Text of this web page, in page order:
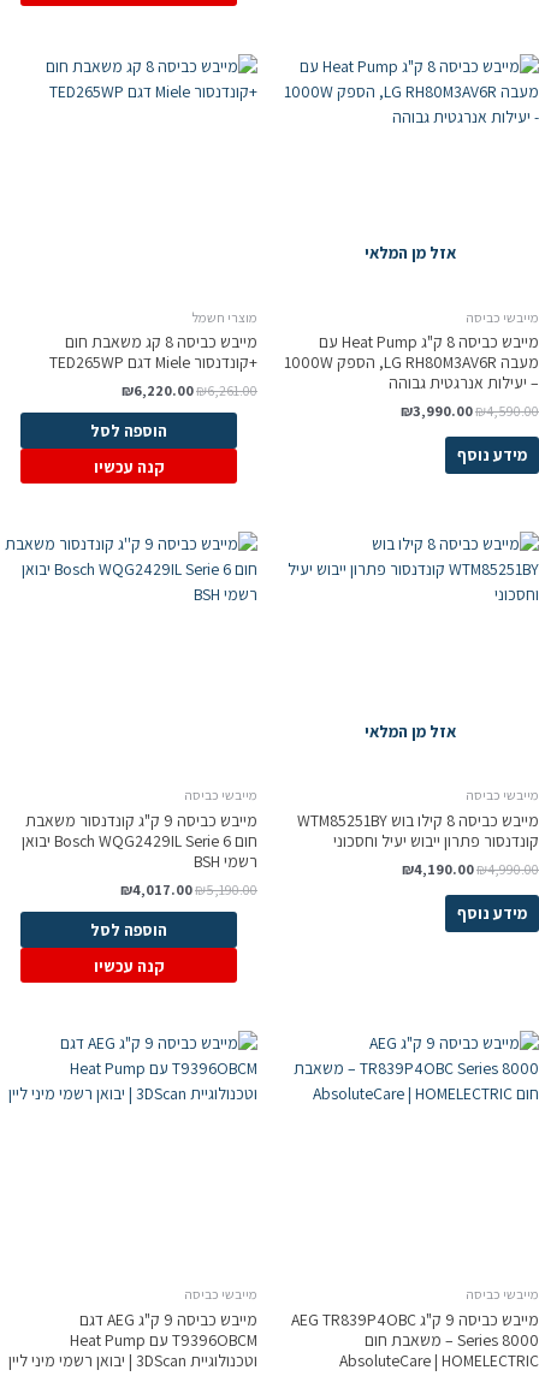
אזל מן המלאי
מייבשי כביסה
מייבש כביסה 8 ק"ג Heat Pump עם
מעבה LG RH80M3AV6R, הספק 1000W
– יעילות אנרגטית גבוהה
₪4,590.00
₪3,990.00
מידע נוסף
מוצרי חשמל
מייבש כביסה 8 קג משאבת חום
+קונדנסור Miele דגם TED265WP
₪6,261.00
₪6,220.00
הוספה לסל
קנה עכשיו
אזל מן המלאי
מייבשי כביסה
מייבש כביסה 8 קילו בוש WTM85251BY
קונדנסור פתרון ייבוש יעיל וחסכוני
₪4,990.00
₪4,190.00
מידע נוסף
מייבשי כביסה
מייבש כביסה 9 ק"ג קונדנסור משאבת
חום Bosch WQG2429IL Serie 6 יבואן
רשמי BSH
₪5,190.00
₪4,017.00
הוספה לסל
קנה עכשיו
מייבשי כביסה
מייבש כביסה 9 ק"ג AEG TR839P4OBC
Series 8000 – משאבת חום
AbsoluteCare | HOMELECTRIC
מייבשי כביסה
מייבש כביסה 9 ק"ג AEG דגם
T9396OBCM עם Heat Pump
וטכנולוגיית 3DScan | יבואן רשמי מיני ליין